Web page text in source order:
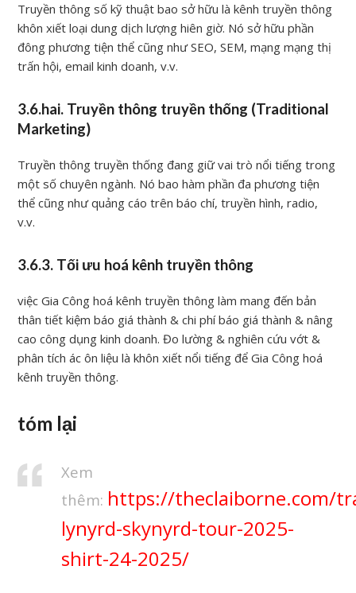
Truyền thông số kỹ thuật bao sở hữu là kênh truyền thông
khôn xiết loại dung dịch lượng hiên giờ. Nó sở hữu phần
đông phương tiện thể cũng như SEO, SEM, mạng mạng thị
trấn hội, email kinh doanh, v.v.
3.6.hai. Truyền thông truyền thống (Traditional
Marketing)
Truyền thông truyền thống đang giữ vai trò nổi tiếng trong
một số chuyên ngành. Nó bao hàm phần đa phương tiện
thể cũng như quảng cáo trên báo chí, truyền hình, radio,
v.v.
3.6.3. Tối ưu hoá kênh truyền thông
việc Gia Công hoá kênh truyền thông làm mang đến bản
thân tiết kiệm báo giá thành & chi phí báo giá thành & nâng
cao công dụng kinh doanh. Đo lường & nghiên cứu vớt &
phân tích ác ôn liệu là khôn xiết nổi tiếng để Gia Công hoá
kênh truyền thông.
tóm lại
Xem
thêm: https://theclaiborne.com/
lynyrd-skynyrd-tour-2025-
shirt-24-2025/